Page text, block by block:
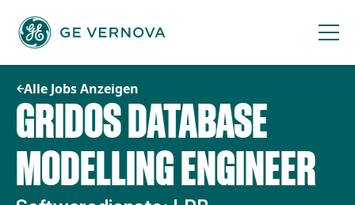
Inhalt
springen
Alle Jobs Anzeigen
GRIDOS DATABASE
MODELLING ENGINEER